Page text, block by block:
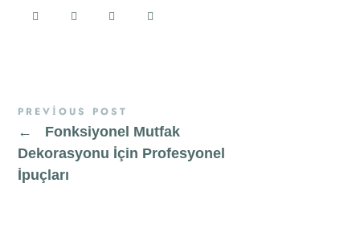
PREVIOUS POST
←
Fonksiyonel Mutfak
Dekorasyonu İçin Profesyonel
İpuçları